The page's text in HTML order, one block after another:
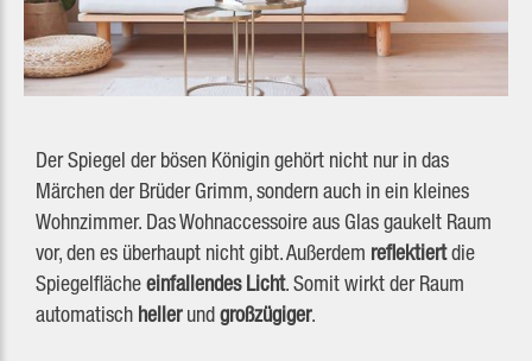
Der Spiegel der bösen Königin gehört nicht nur in das
Märchen der Brüder Grimm, sondern auch in ein kleines
Wohnzimmer. Das Wohnaccessoire aus Glas gaukelt Raum
vor, den es überhaupt nicht gibt. Außerdem reflektiertdie
Spiegelflächeeinfallendes Licht. Somit wirkt der Raum
automatisch hellerundgroßzügiger.